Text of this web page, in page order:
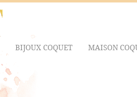
BIJOUX COQUET MAISON